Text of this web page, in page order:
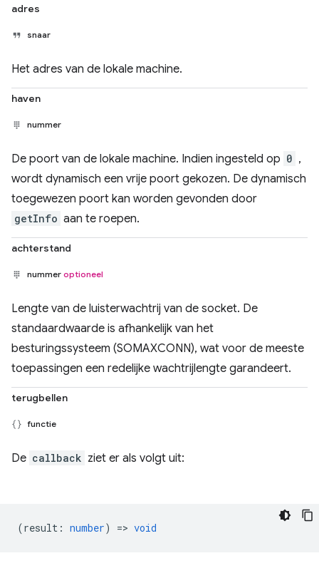
adres
snaar
Het adres van de lokale machine.
haven
nummer
De poort van de lokale machine. Indien ingesteld op 0 ,
wordt dynamisch een vrije poort gekozen. De dynamisch
toegewezen poort kan worden gevonden door
getInfo aan te roepen.
achterstand
nummer optioneel
Lengte van de luisterwachtrij van de socket. De
standaardwaarde is afhankelijk van het
besturingssysteem (SOMAXCONN), wat voor de meeste
toepassingen een redelijke wachtrijlengte garandeert.
terugbellen
functie
De callback ziet er als volgt uit:
(result : number) => void